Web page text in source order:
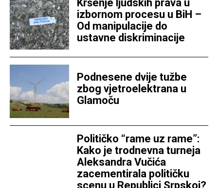
Kršenje ljudskih prava u
izbornom procesu u BiH –
Od manipulacije do
ustavne diskriminacije
Podnesene dvije tužbe
zbog vjetroelektrana u
Glamoču
Političko “rame uz rame”:
Kako je trodnevna turneja
Aleksandra Vučića
zacementirala političku
scenu u Republici Srpskoj?